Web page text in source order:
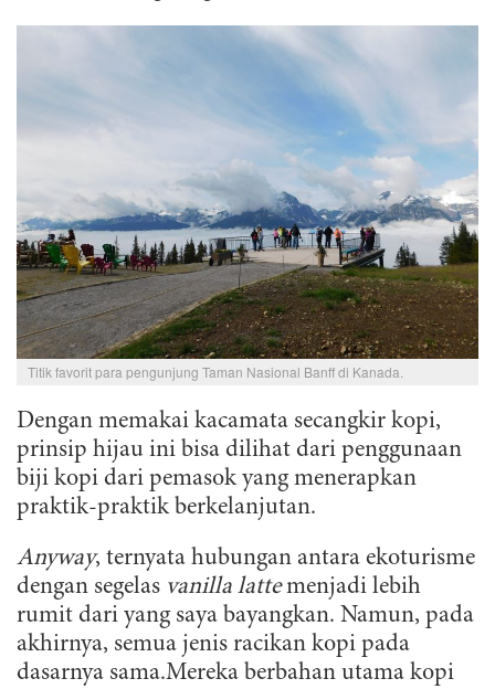
Titik favorit para pengunjung Taman Nasional Banff di Kanada.
Dengan memakai kacamata secangkir kopi,
prinsip hijau ini bisa dilihat dari penggunaan
biji kopi dari pemasok yang menerapkan
praktik-praktik berkelanjutan.
Anyway, ternyata hubungan antara ekoturisme
dengan segelas vanilla lattemenjadi lebih
rumit dari yang saya bayangkan. Namun, pada
akhirnya, semua jenis racikan kopi pada
dasarnya sama.Mereka berbahan utama kopi